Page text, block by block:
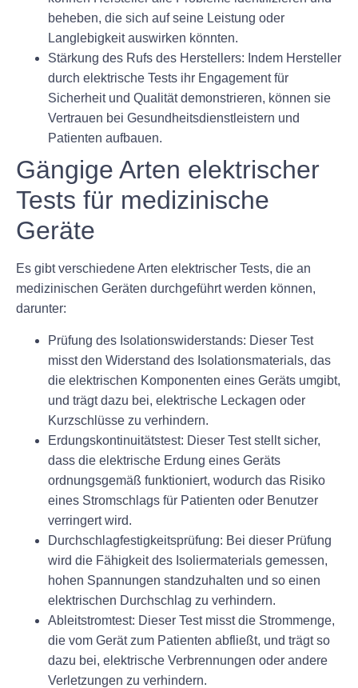
beheben, die sich auf seine Leistung oder
Langlebigkeit auswirken könnten.
Stärkung des Rufs des Herstellers: Indem Hersteller
durch elektrische Tests ihr Engagement für
Sicherheit und Qualität demonstrieren, können sie
Vertrauen bei Gesundheitsdienstleistern und
Patienten aufbauen.
Gängige Arten elektrischer
Tests für medizinische
Geräte
Es gibt verschiedene Arten elektrischer Tests, die an
medizinischen Geräten durchgeführt werden können,
darunter:
Prüfung des Isolationswiderstands: Dieser Test
misst den Widerstand des Isolationsmaterials, das
die elektrischen Komponenten eines Geräts umgibt,
und trägt dazu bei, elektrische Leckagen oder
Kurzschlüsse zu verhindern.
Erdungskontinuitätstest: Dieser Test stellt sicher,
dass die elektrische Erdung eines Geräts
ordnungsgemäß funktioniert, wodurch das Risiko
eines Stromschlags für Patienten oder Benutzer
verringert wird.
Durchschlagfestigkeitsprüfung: Bei dieser Prüfung
wird die Fähigkeit des Isoliermaterials gemessen,
hohen Spannungen standzuhalten und so einen
elektrischen Durchschlag zu verhindern.
Ableitstromtest: Dieser Test misst die Strommenge,
die vom Gerät zum Patienten abfließt, und trägt so
dazu bei, elektrische Verbrennungen oder andere
Verletzungen zu verhindern.